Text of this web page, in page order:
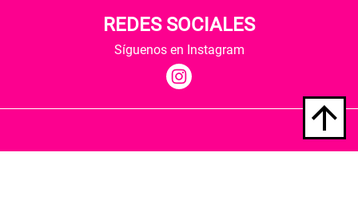
REDES SOCIALES
Síguenos en Instagram